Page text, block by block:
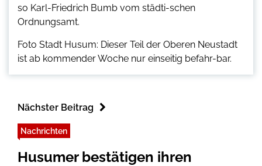
so Karl-Friedrich Bumb vom städti-schen
Ordnungsamt.
Foto Stadt Husum: Dieser Teil der Oberen Neustadt
ist ab kommender Woche nur einseitig befahr-bar.
Nächster Beitrag
Nachrichten
Husumer bestätigen ihren